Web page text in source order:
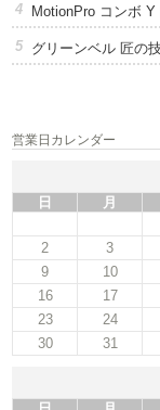
MotionPro コンボ Y
グリーンベル 匠の
営業日カレンダー
日
月
2
3
9
10
16
17
23
24
30
31